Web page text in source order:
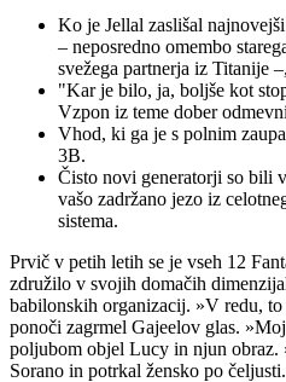
Ko je Jellal zaslišal
– neposredno omembo
svežega partnerja iz Titanije
"Kar je bilo, ja, boljše kot
Vzpon iz teme dober
Vhod, ki ga je s polnim
3B.
Čisto novi generatorji so bili
vašo zadržano jezo iz
sistema.
Prvič v petih letih se je vseh 12
združilo v svojih domačih
babilonskih organizacij. »V redu,
ponoči zagrmel Gajeelov glas.
poljubom objel Lucy in njun obraz.
Sorano in potrkal žensko po čeljusti.